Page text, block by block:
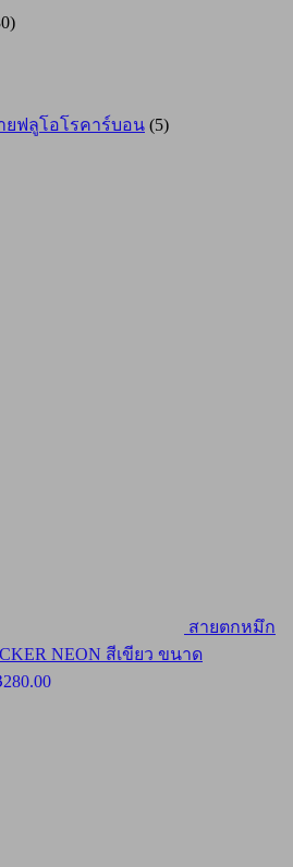
ยฟลูโอโรคาร์บอน (5)
สายตกหมึก
NEON สีเขียว ขนาด
280.00